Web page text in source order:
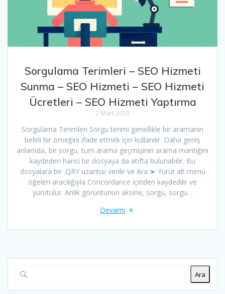
Sorgulama Terimleri – SEO Hizmeti
Sunma – SEO Hizmeti – SEO Hizmeti
Ücretleri – SEO Hizmeti Yaptırma
2 Mart 2023
Sorgulama Terimleri Sorgu terimi genellikle bir aramanın
belirli bir örneğini ifade etmek için kullanılır. Daha geniş
anlamda, bir sorgu, tüm arama geçmişinin arama mantığını
kaydeden harici bir dosyaya da atıfta bulunabilir. Bu
dosyalara bir .QRY uzantısı verilir ve Ara ➤ Yürüt alt menü
öğeleri aracılığıyla Concordance içinden kaydedilir ve
yürütülür. Anlık görüntünün aksine, sorgu, sorgu…
Devamı
Ara